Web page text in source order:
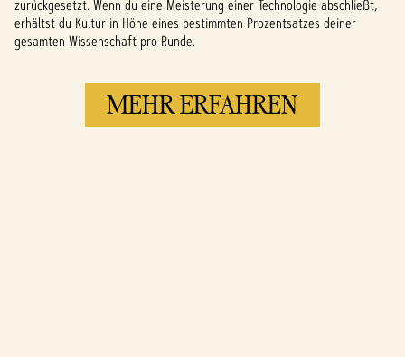
zurückgesetzt. Wenn du eine Meisterung einer Technologie abschließt,
erhältst du Kultur in Höhe eines bestimmten Prozentsatzes deiner
gesamten Wissenschaft pro Runde.
MEHR ERFAHREN